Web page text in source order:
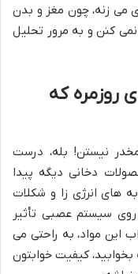
می زنه، چون مغز و بدن
کنن و به مرور تحلیل
روزمره که
نیستن! بله، درست
دخانی دیگه پیدا
های انرژی زا و شکلات
سیستم عصبی تأثیر
این مواد، به راحتی می
کیفیت خوابتون